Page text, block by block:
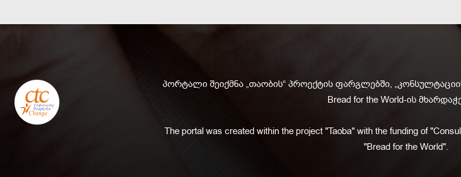
პორტალი შეიქმნა „თაობის“ პროექტის ფარგლებში,
Bread for the World-ის
The portal was created within the project "Taoba" with the funding of
"Bread for the World".